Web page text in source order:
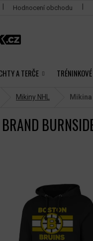
Hodnocení obchodu
A TERČE
Mikiny NHL